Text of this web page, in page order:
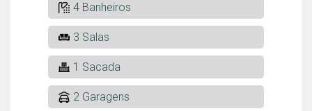
4 Banheiros
3 Salas
1 Sacada
2 Garagens